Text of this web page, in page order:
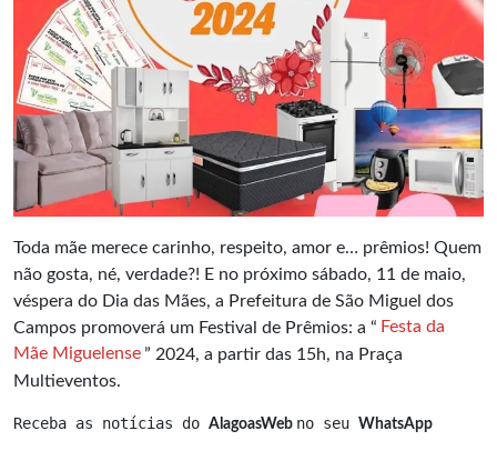
Toda mãe merece carinho, respeito, amor e… prêmios! Quem
não gosta, né, verdade?! E no próximo sábado, 11 de maio,
véspera do Dia das Mães, a Prefeitura de São Miguel dos
Campos promoverá um Festival de Prêmios: a “ Festa da
Mãe Miguelense ” 2024, a partir das 15h, na Praça
Multieventos.
Receba as notícias do AlagoasWeb no seu WhatsApp